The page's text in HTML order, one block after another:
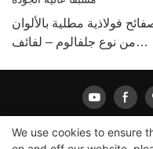
فولاذية مطلية بالألوان
من نوع جلفالوم – لفائف
We use cookies to ensure